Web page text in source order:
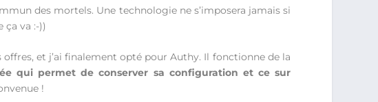
des mortels. Une technologie ne s’imposera jamais si
ça va :-))
et j’ai finalement opté pour Authy. Il fonctionne de la
qui permet de conserver sa configuration et ce sur
!